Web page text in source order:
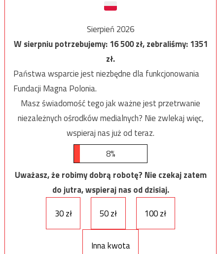
Sierpień 2026
W sierpniu potrzebujemy:16 500zł, zebraliśmy:1351
zł.
Państwa wsparcie jest niezbędne dla funkcjonowania
Fundacji Magna Polonia.
Masz świadomość tego jak ważne jest przetrwanie
niezależnych ośrodków medialnych? Nie zwlekaj więc,
wspieraj nas już od teraz.
8%
Uważasz, że robimy dobrą robotę? Nie czekaj zatem
do jutra, wspieraj nas od dzisiaj.
30 zł
50 zł 100 zł
Inna kwota